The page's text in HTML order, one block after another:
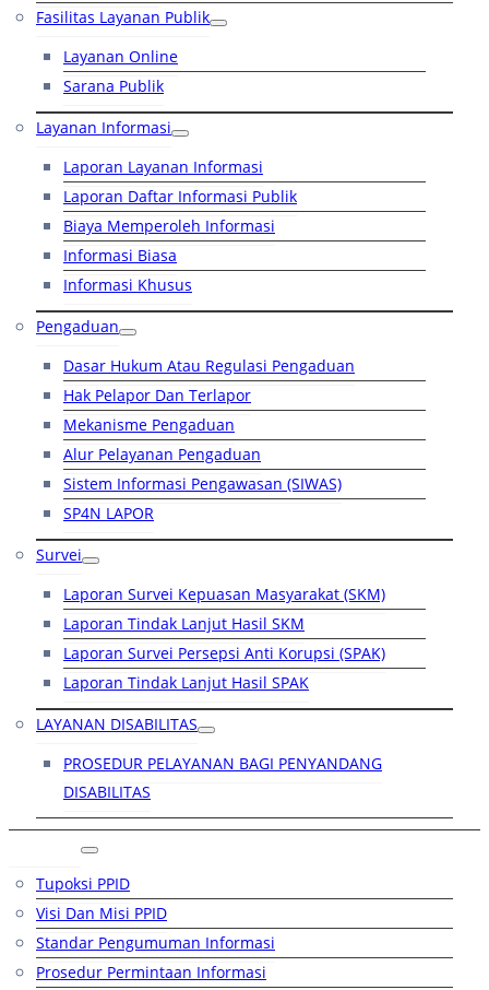
Fasilitas Layanan Publik
Layanan Online
Sarana Publik
Layanan Informasi
Laporan Layanan Informasi
Laporan Daftar Informasi Publik
Biaya Memperoleh Informasi
Informasi Biasa
Informasi Khusus
Pengaduan
Dasar Hukum Atau Regulasi Pengaduan
Hak Pelapor Dan Terlapor
Mekanisme Pengaduan
Alur Pelayanan Pengaduan
Sistem Informasi Pengawasan (SIWAS)
SP4N LAPOR
Survei
Laporan Survei Kepuasan Masyarakat (SKM)
Laporan Tindak Lanjut Hasil SKM
Laporan Survei Persepsi Anti Korupsi (SPAK)
Laporan Tindak Lanjut Hasil SPAK
LAYANAN DISABILITAS
PROSEDUR PELAYANAN BAGI PENYANDANG
DISABILITAS
Tupoksi PPID
Visi Dan Misi PPID
Standar Pengumuman Informasi
Prosedur Permintaan Informasi